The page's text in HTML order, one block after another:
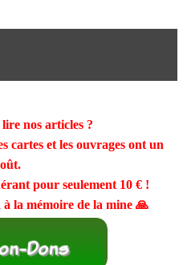
nos articles ?
cartes et les ouvrages ont un
pour seulement 10 €!
la mémoire de la mine 🙏